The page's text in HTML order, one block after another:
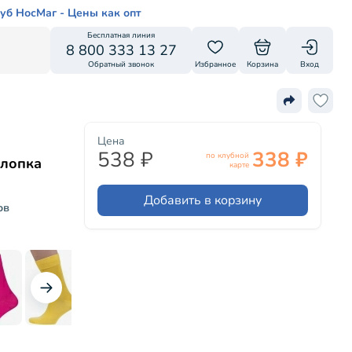
НосМаг - Цены как опт
Бесплатная линия
8 800 333 13 27
Обратный звонок Избранное Корзина Вход
Цена
538 ₽
по клубной
карте 338 ₽
Добавить в корзину